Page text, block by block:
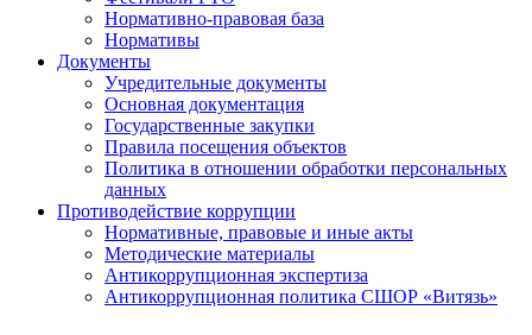
Нормативно-правовая база
Нормативы
Документы
Учредительные документы
Основная документация
Государственные закупки
Правила посещения объектов
Политика в отношении обработки персональных
данных
Противодействие коррупции
Нормативные, правовые и иные акты
Методические материалы
Антикоррупционная экспертиза
Антикоррупционная политика СШОР «Витязь»